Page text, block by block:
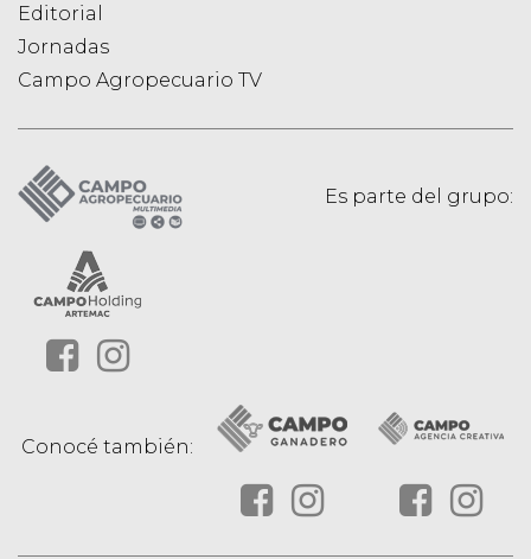
Editorial
Jornadas
Campo Agropecuario TV
Es parte del grupo:
Conocé también: